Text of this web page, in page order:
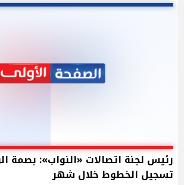
رئيس لجنة اتصالات «النواب»: بصمة
تسجيل الخطوط خلال شهر